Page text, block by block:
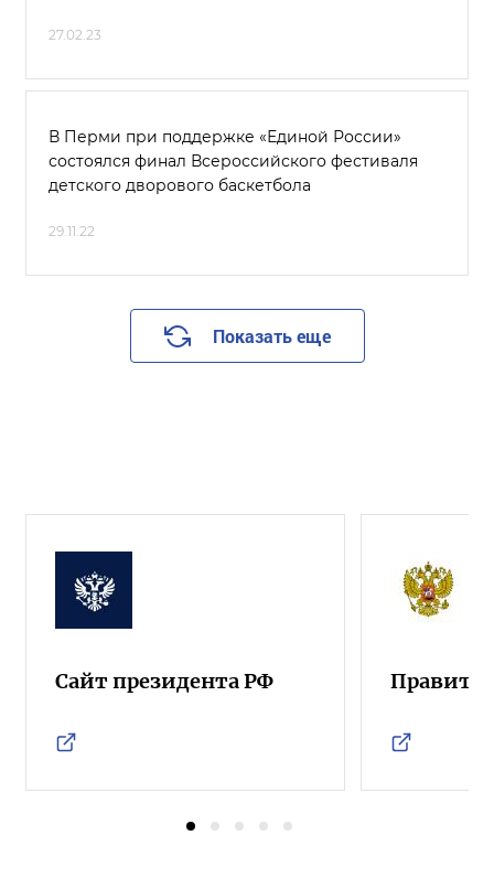
27.02.23
В Перми при поддержке «Единой России»
состоялся финал Всероссийского фестиваля
детского дворового баскетбола
29.11.22
Показать еще
Сайт президента РФ